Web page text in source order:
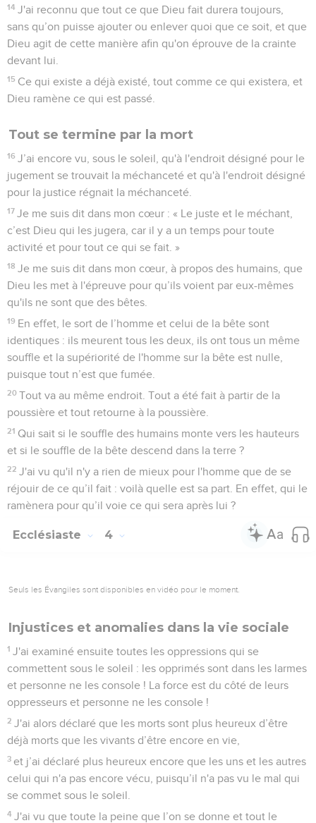
14 J'ai reconnu que tout ce que Dieu fait durera toujours,
sans qu’on puisse ajouter ou enlever quoi que ce soit, et que
Dieu agit de cette manière afin qu'on éprouve de la crainte
devant lui.
15 Ce qui existe a déjà existé, tout comme ce qui existera, et
Dieu ramène ce qui est passé.
Tout se termine par la mort
16 J’ai encore vu, sous le soleil, qu'à l'endroit désigné pour le
jugement se trouvait la méchanceté et qu'à l'endroit désigné
pour la justice régnait la méchanceté.
17 Je me suis dit dans mon cœur : « Le juste et le méchant,
c’est Dieu qui les jugera, car il y a un temps pour toute
activité et pour tout ce qui se fait. »
18 Je me suis dit dans mon cœur, à propos des humains, que
Dieu les met à l'épreuve pour qu’ils voient par eux-mêmes
qu'ils ne sont que des bêtes.
19 En effet, le sort de l’homme et celui de la bête sont
identiques : ils meurent tous les deux, ils ont tous un même
souffle et la supériorité de l'homme sur la bête est nulle,
puisque tout n’est que fumée.
20 Tout va au même endroit. Tout a été fait à partir de la
poussière et tout retourne à la poussière.
21 Qui sait si le souffle des humains monte vers les hauteurs
et si le souffle de la bête descend dans la terre ?
22 J'ai vu qu'il n'y a rien de mieux pour l'homme que de se
réjouir de ce qu’il fait : voilà quelle est sa part. En effet, qui le
ramènera pour qu’il voie ce qui sera après lui ?
Ecclésiaste 4
Seuls les Évangiles sont disponibles en vidéo pour le moment.
Injustices et anomalies dans la vie sociale
1 J'ai examiné ensuite toutes les oppressions qui se
commettent sous le soleil : les opprimés sont dans les larmes
et personne ne les console ! La force est du côté de leurs
oppresseurs et personne ne les console !
2 J'ai alors déclaré que les morts sont plus heureux d’être
déjà morts que les vivants d’être encore en vie,
3 et j’ai déclaré plus heureux encore que les uns et les autres
celui qui n'a pas encore vécu, puisqu’il n'a pas vu le mal qui
se commet sous le soleil.
4 J'ai vu que toute la peine que l’on se donne et tout le